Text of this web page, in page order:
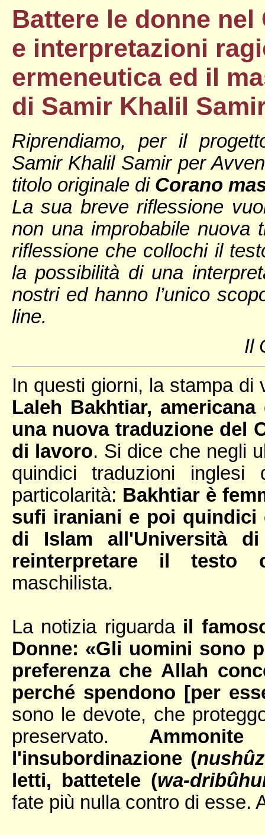
Battere le donne
e interpretazioni
ermeneutica ed il
di Samir Khalil
Riprendiamo, per il
Samir Khalil Samir per
titolo originale di Corano
La sua breve riflessione
non una improbabile nuova
riflessione che collochi il
la possibilità di una
nostri ed hanno l’unico
line.
Il
In questi giorni, la stampa di
Laleh Bakhtiar,
una nuova traduzione del
di lavoro. Si dice che negli
quindici traduzioni
particolarità: Bakhtiar è
sufi iraniani e poi quindici
di Islam all'Università
reinterpretare il testo
maschilista.
La notizia riguarda il
Donne: «Gli uomini sono
preferenza che Allah
perché spendono [per
sono le devote, che
preservato.
l'insubordinazione (
letti, battetele (wa-
fate più nulla contro di esse.